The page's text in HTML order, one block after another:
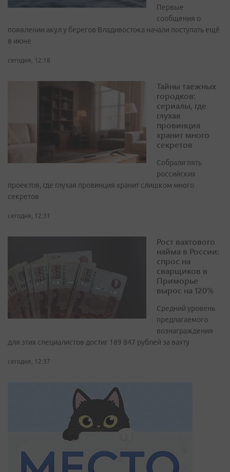
Первые
сообщения о
появлении акул у берегов Владивостока начали поступать ещё
в июне
сегодня, 12:18
Тайны таежных
городков:
сериалы, где
глухая
провинция
хранит много
секретов
Собрали пять
российских
проектов, где глухая провинция хранит слишком много
секретов
сегодня, 12:31
Рост вахтового
найма в России:
спрос на
сварщиков в
Приморье
вырос на 120%
Средний уровень
предлагаемого
вознаграждения
для этих специалистов достиг 189 847 рублей за вахту
сегодня, 12:37